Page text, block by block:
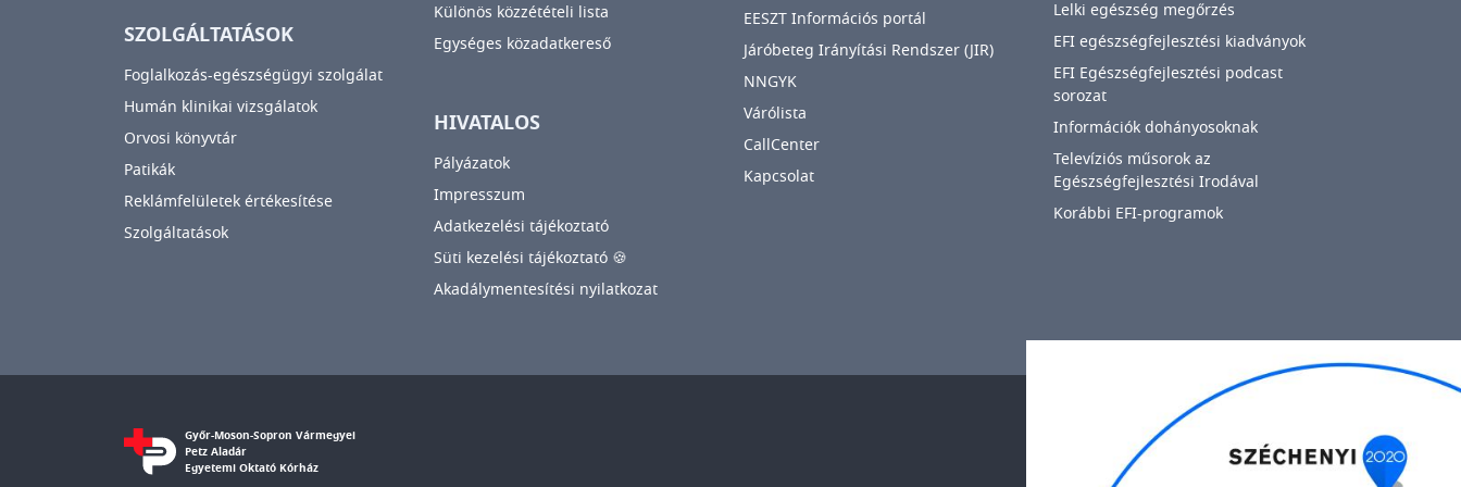
SZOLGÁLTATÁSOK
Foglalkozás-egészségügyi szolgálat
Humán klinikai vizsgálatok
Orvosi könyvtár
Patikák
Reklámfelületek értékesítése
Szolgáltatások
Különös közzétételi lista
Egységes közadatkereső
HIVATALOS
Pályázatok
Impresszum
Adatkezelési tájékoztató
Süti kezelési tájékoztató 🍪
Akadálymentesítési nyilatkozat
EESZT Információs portál
Járóbeteg Irányítási Rendszer (JIR)
NNGYK
Várólista
CallCenter
Kapcsolat
Lelki egészség megőrzés
EFI egészségfejlesztési kiadványok
EFI Egészségfejlesztési podcast
sorozat
Információk dohányosoknak
Televíziós műsorok az
Egészségfejlesztési Irodával
Korábbi EFI-programok
Győr-Moson-Sopron Vármegyei
Petz Aladár
Egyetemi Oktató Kórház